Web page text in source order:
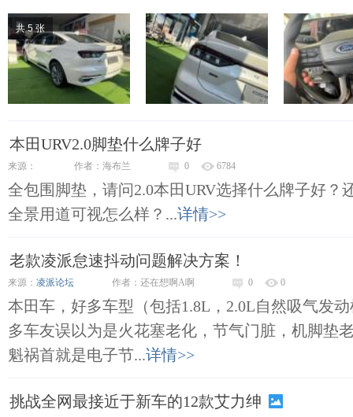
共 5 张
本田URV2.0脚垫什么牌子好
来源： 作者：海布兰 0 6784
全包围脚垫，请问2.0本田URV选择什么牌子好？
全景用道可视怎么样？...详情>>
老款凌派怠速抖动问题解决方案！
来源： 凌派论坛 作者：还在想啊A啊 0 0
本田车，好多车型（包括1.8L，2.0L自然吸气发
多车友误以为是火花塞老化，节气门脏，机脚垫
魁祸首就是电子节...详情>>
挑战全网最接近于新车的12款艾力绅